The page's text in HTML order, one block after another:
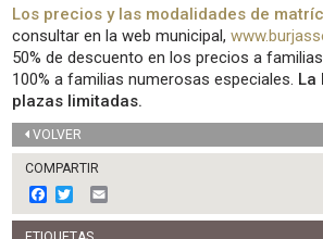
Los precios y las modalidades de
consultar en la web municipal,
50% de descuento en los precios a
100% a familias numerosas especiales. La
plazas limitadas.
VOLVER
COMPARTIR
F
a
c
w
i
m